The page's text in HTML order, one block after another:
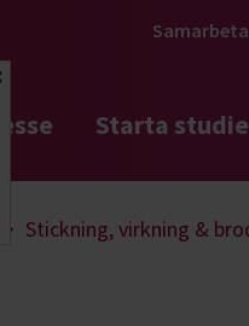
Starta
Stickning, virkning &